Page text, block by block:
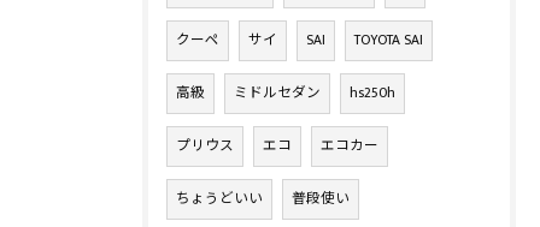
クーペ サイ SAI TOYOTA SAI
高級 ミドルセダン hs250h
プリウス エコ エコカー
ちょうどいい 普段使い